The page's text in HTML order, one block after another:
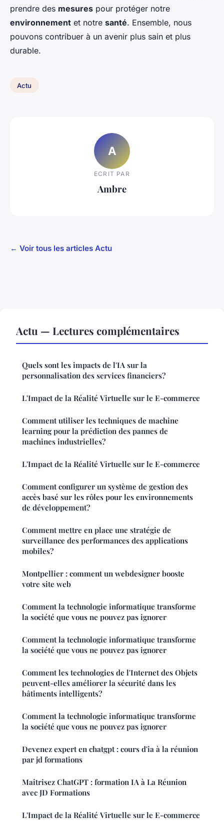
prendre des mesures pour protéger notre
environnement et notre santé. Ensemble, nous
pouvons contribuer à un avenir plus sain et plus
durable.
Actu
A
ECRIT PAR
Ambre
← Voir tous les articles Actu
Actu — Lectures complémentaires
Quels sont les impacts de l'IA sur la
personnalisation des services financiers?
L'Impact de la Réalité Virtuelle sur le E-commerce
Comment utiliser les techniques de machine
learning pour la prédiction des pannes de
machines industrielles?
L'Impact de la Réalité Virtuelle sur le E-commerce
Comment configurer un système de gestion des
accès basé sur les rôles pour les environnements
de développement?
Comment mettre en place une stratégie de
surveillance des performances des applications
mobiles?
Montpellier : comment un webdesigner booste
votre site web
Comment la technologie informatique transforme
la société que vous ne pouvez pas ignorer
Comment la technologie informatique transforme
la société que vous ne pouvez pas ignorer
Comment les technologies de l'Internet des Objets
peuvent-elles améliorer la sécurité dans les
bâtiments intelligents?
Comment la technologie informatique transforme
la société que vous ne pouvez pas ignorer
Devenez expert en chatgpt : cours d'ia à la réunion
par jd formations
Maîtrisez ChatGPT : formation IA à La Réunion
avec JD Formations
L'Impact de la Réalité Virtuelle sur le E-commerce